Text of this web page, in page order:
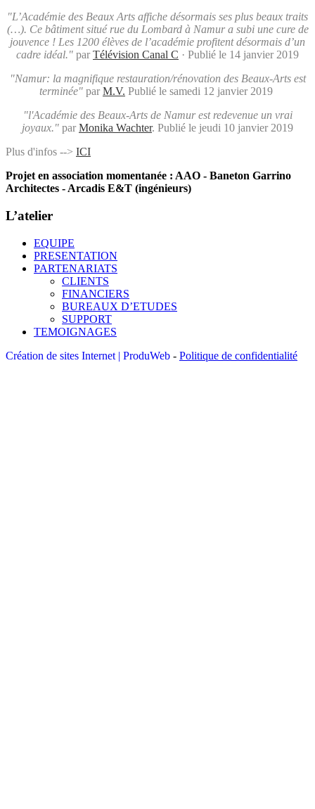
"L’Académie des Beaux Arts affiche désormais ses plus beaux traits
(…). Ce bâtiment situé rue du Lombard à Namur a subi une cure de
jouvence ! Les 1200 élèves de l’académie profitent désormais d’un
cadre idéal." par Télévision Canal C · Publié le 14 janvier 2019
"Namur: la magnifique restauration/rénovation des Beaux-Arts est
terminée" par M.V. Publié le samedi 12 janvier 2019
"l'Académie des Beaux-Arts de Namur est redevenue un vrai
joyaux." par Monika Wachter. Publié le jeudi 10 janvier 2019
Plus d'infos --> ICI
Projet en association momentanée : AAO - Baneton Garrino
Architectes - Arcadis E&T (ingénieurs)
L’atelier
EQUIPE
PRESENTATION
PARTENARIATS
CLIENTS
FINANCIERS
BUREAUX D’ETUDES
SUPPORT
TEMOIGNAGES
Création de sites Internet | ProduWeb - Politique de confidentialité